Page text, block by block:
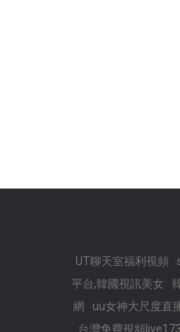
UT聊天室福利視頻
平台,韓國視訊美女
網
uu女神大尺度直
台灣免費視頻